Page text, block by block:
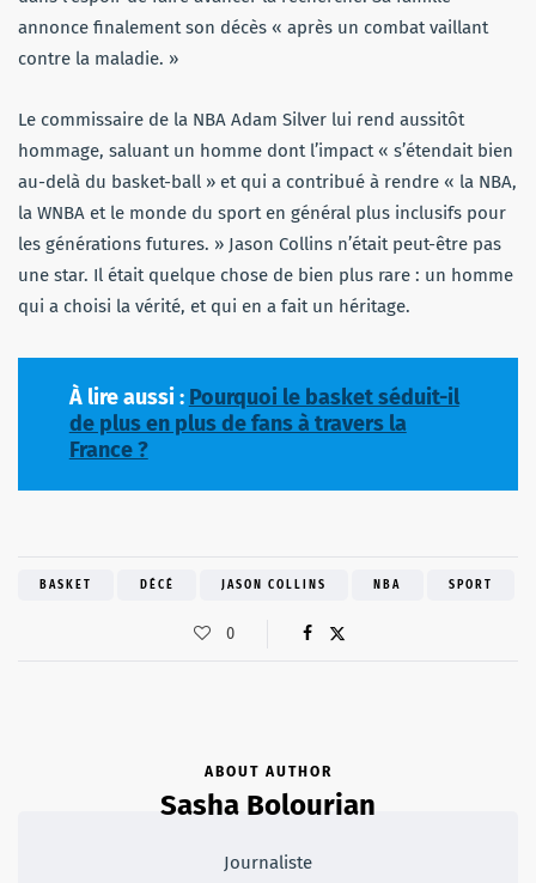
annonce finalement son décès « après un combat vaillant
contre la maladie. »
Le commissaire de la NBA Adam Silver lui rend aussitôt
hommage, saluant un homme dont l’impact « s’étendait bien
au-delà du basket-ball » et qui a contribué à rendre « la NBA,
la WNBA et le monde du sport en général plus inclusifs pour
les générations futures. » Jason Collins n’était peut-être pas
une star. Il était quelque chose de bien plus rare : un homme
qui a choisi la vérité, et qui en a fait un héritage.
À lire aussi : Pourquoi le basket séduit-il
de plus en plus de fans à travers la
France ?
BASKET DÉCÉ JASON COLLINS NBA SPORT
0
ABOUT AUTHOR
Sasha Bolourian
Journaliste